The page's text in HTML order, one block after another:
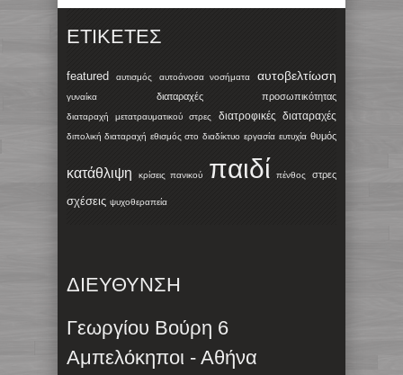
ΕΤΙΚΈΤΕΣ
featured αυτισμός αυτοάνοσα νοσήματα αυτοβελτίωση
γυναίκα διαταραχές προσωπικότητας
διαταραχή μετατραυματικού στρες διατροφικές διαταραχές
διπολική διαταραχή εθισμός στο διαδίκτυο εργασία ευτυχία θυμός
κατάθλιψη κρίσεις πανικού παιδί πένθος στρες
σχέσεις ψυχοθεραπεία
ΔΙΕΥΘΥΝΣΗ
Γεωργίου Βούρη 6
Αμπελόκηποι - Αθήνα